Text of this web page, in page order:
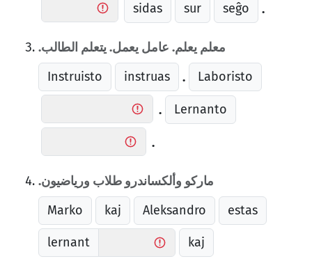
sidas
sur seĝo .
معلم يعلم. عامل يعمل. يتعلم الطالب.
Instruisto
instruas . Laboristo
. Lernanto
.
ماركو وألكساندرو طلاب ورياضيون.
Marko
kaj Aleksandro estas
lernant kaj